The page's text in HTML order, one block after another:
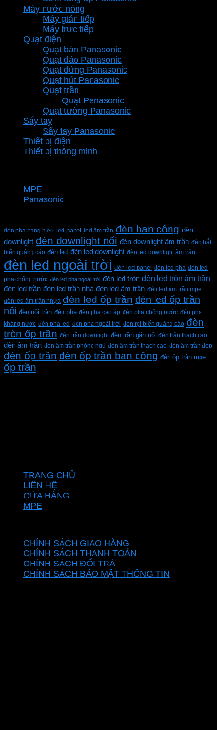
Máy nước nóng
Máy gián tiếp
Máy trực tiếp
Quạt điện
Quạt bàn Panasonic
Quạt đảo Panasonic
Quạt đứng Panasonic
Quạt hút Panasonic
Quạt trần
Quạt Panasonic
Quạt tường Panasonic
Sấy tay
Sấy tay Panasonic
Thiết bị điện
Thiết bị thông minh
MPE
Panasonic
den pha bang hieu led panel led âm trần đèn ban công đèn
downlight đèn downlight nổi đèn downlight âm trần đèn hắt
biển quảng cáo đèn led đèn led downlight đèn led downlight âm trần
đèn led ngoài trời đèn led panel đèn led pha đèn led
pha chống nước đèn led pha ngoài trời đèn led tròn đèn led tròn âm trần
đèn led trần đèn led trần nhà đèn led âm trần đèn led âm trần mpe
đèn led âm trần nhựa đèn led ốp trần đèn led ốp trần
nổi đèn nổi trần đèn pha đèn pha cao áp đèn pha chống nước đèn pha
kháng nước đèn pha led đèn pha ngoài trời đèn rọi biển quảng cáo đèn
tròn ốp trần đèn trần downlight đèn trần gắn nổi đèn trần thạch cao
đèn âm trần đèn âm trần phòng ngủ đèn âm trần thạch cao đèn âm trần đẹp
đèn ốp trần đèn ốp trần ban công đèn ốp trần mpe
ốp trần
TRANG CHỦ
LIÊN HỆ
CỬA HÀNG
MPE
CHÍNH SÁCH GIAO HÀNG
CHÍNH SÁCH THANH TOÁN
CHÍNH SÁCH ĐỔI TRẢ
CHÍNH SÁCH BẢO MẬT THÔNG TIN